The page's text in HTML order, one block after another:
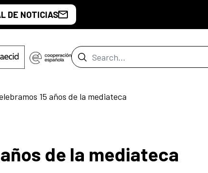
DE NOTICIAS
Search Bar
15 años de la mediateca
de la mediateca